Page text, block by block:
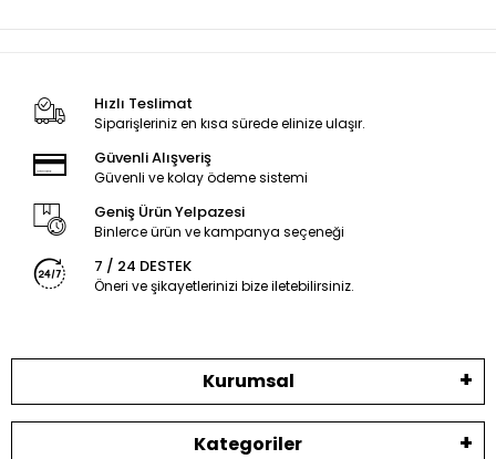
Hızlı Teslimat
Siparişleriniz en kısa sürede elinize ulaşır.
Güvenli Alışveriş
Güvenli ve kolay ödeme sistemi
Geniş Ürün Yelpazesi
Binlerce ürün ve kampanya seçeneği
7 / 24 DESTEK
Öneri ve şikayetlerinizi bize iletebilirsiniz.
Kurumsal
Kategoriler